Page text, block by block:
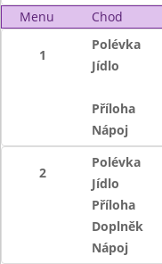
Menu
Chod
1
Polévka
Jídlo
Příloha
Nápoj
2
Polévka
Jídlo
Příloha
Doplněk
Nápoj